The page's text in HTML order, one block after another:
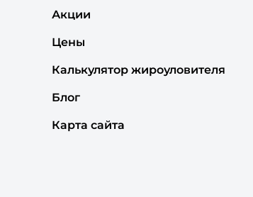
Акции
Цены
Калькулятор жироуловителя
Блог
Карта сайта